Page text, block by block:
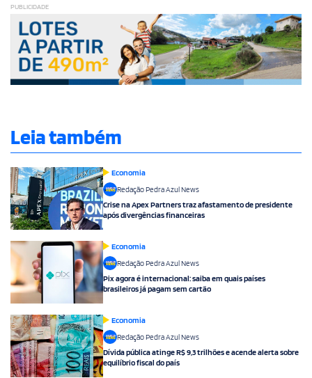
PUBLICIDADE
Leia também
Economia
Redação Pedra Azul News
Crise na Apex Partners traz afastamento de presidente
após divergências financeiras
Economia
Redação Pedra Azul News
Pix agora é internacional: saiba em quais países
brasileiros já pagam sem cartão
Economia
Redação Pedra Azul News
Dívida pública atinge R$ 9,3 trilhões e acende alerta sobre
equilíbrio fiscal do país